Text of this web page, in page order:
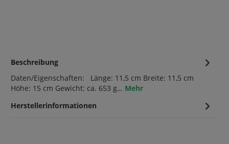
Beschreibung
Daten/Eigenschaften: Länge: 11,5 cm Breite: 11,5 cm
Höhe: 15 cm Gewicht: ca. 653 g… Mehr
Herstellerinformationen